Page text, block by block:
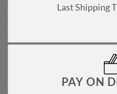
Last Shipping
PAY ON